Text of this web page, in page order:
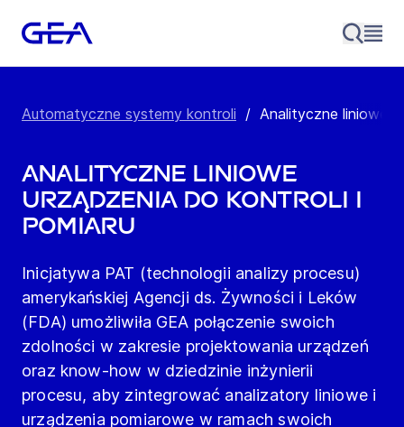
Automatyczne systemy kontroli / Analityczne liniowe
Analityczne liniowe
urządzenia do kontroli i
pomiaru
Inicjatywa PAT (technologii analizy procesu)
amerykańskiej Agencji ds. Żywności i Leków
(FDA) umożliwiła GEA połączenie swoich
zdolności w zakresie projektowania urządzeń
oraz know-how w dziedzinie inżynierii
procesu, aby zintegrować analizatory liniowe i
urządzenia pomiarowe w ramach swoich